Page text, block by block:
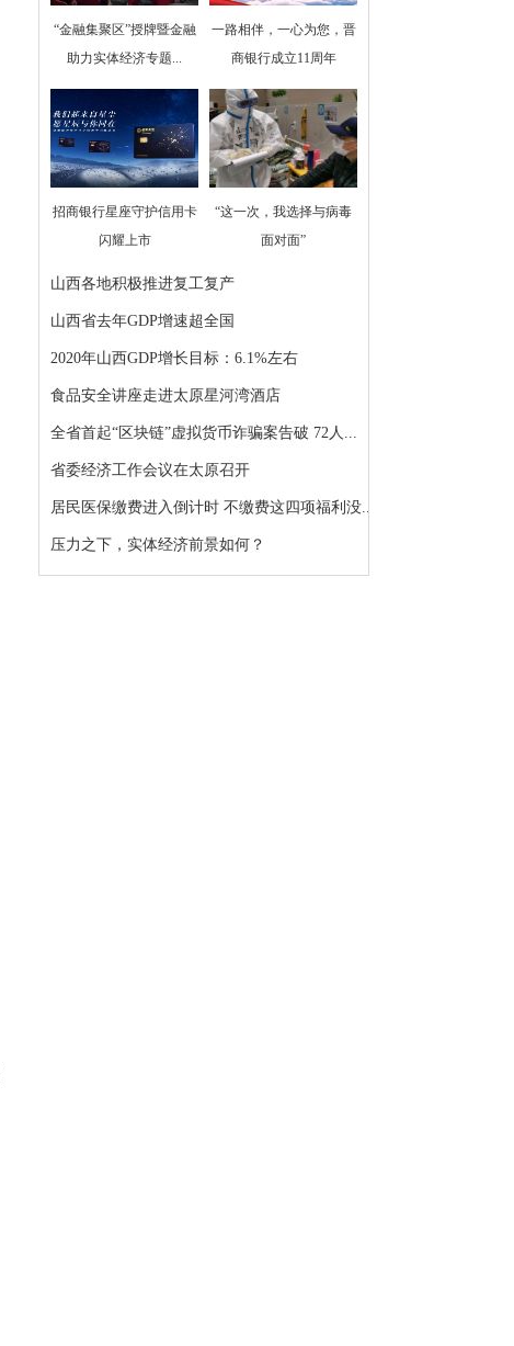
“金融集聚区”授牌暨金融
助力实体经济专题...
一路相伴，一心为您，晋
商银行成立11周年
招商银行星座守护信用卡
闪耀上市
“这一次，我选择与病毒
面对面”
山西各地积极推进复工复产
山西省去年GDP增速超全国
2020年山西GDP增长目标：6.1%左右
食品安全讲座走进太原星河湾酒店
全省首起“区块链”虚拟货币诈骗案告破 72人...
省委经济工作会议在太原召开
居民医保缴费进入倒计时 不缴费这四项福利没...
压力之下，实体经济前景如何？